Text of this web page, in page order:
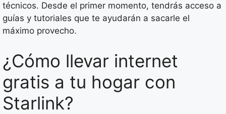
técnicos. Desde el primer momento, tendrás acceso a
guías y tutoriales que te ayudarán a sacarle el
máximo provecho.
¿Cómo llevar internet
gratis a tu hogar con
Starlink?